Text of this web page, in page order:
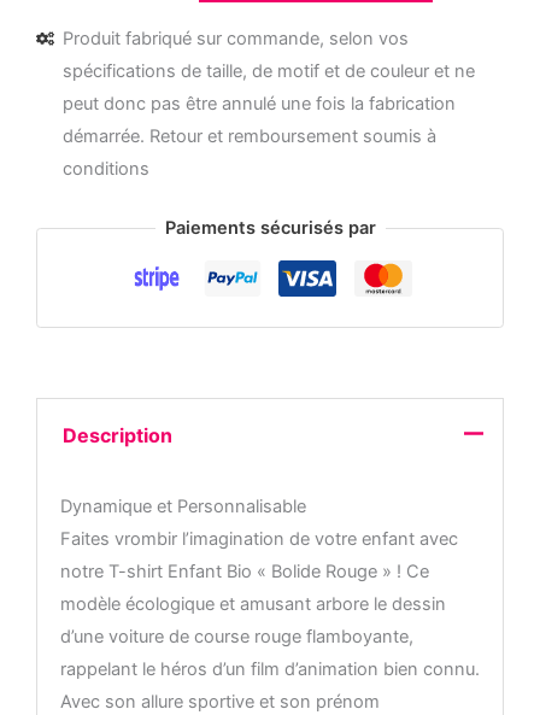
shirt
Enfant
Produit fabriqué sur commande, selon vos
spécifications de taille, de motif et de couleur et ne
peut donc pas être annulé une fois la fabrication
démarrée. Retour et remboursement soumis à
conditions
Paiements sécurisés par
Description
Dynamique et Personnalisable
Faites vrombir l’imagination de votre enfant avec
notre T-shirt Enfant Bio « Bolide Rouge » ! Ce
modèle écologique et amusant arbore le dessin
d’une voiture de course rouge flamboyante,
rappelant le héros d’un film d’animation bien connu.
Avec son allure sportive et son prénom